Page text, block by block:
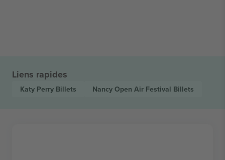
Liens rapides
Katy Perry Billets Nancy Open Air Festival Billets